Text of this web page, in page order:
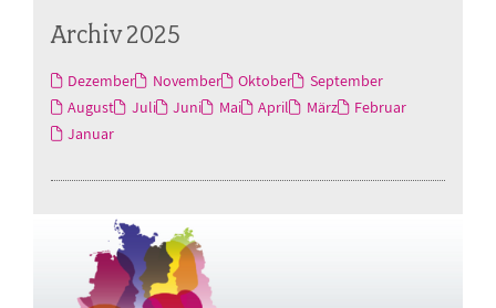
Archiv 2025
Dezember November Oktober
September
August
Juli Juni Mai April März
Februar
Januar